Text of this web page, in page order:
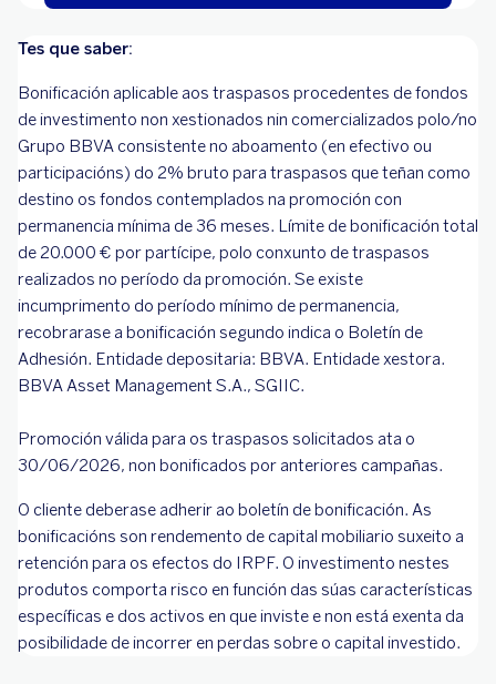
Tes que saber:
Bonificación aplicable aos traspasos procedentes de fondos
de investimento non xestionados nin comercializados polo/no
Grupo BBVA consistente no aboamento (en efectivo ou
participacións) do 2% bruto para traspasos que teñan como
destino os fondos contemplados na promoción con
permanencia mínima de 36 meses. Límite de bonificación total
de 20.000 € por partícipe, polo conxunto de traspasos
realizados no período da promoción. Se existe
incumprimento do período mínimo de permanencia,
recobrarase a bonificación segundo indica o Boletín de
Adhesión. Entidade depositaria: BBVA. Entidade xestora.
BBVA Asset Management S‌.‌A., SGIIC.
Promoción válida para os traspasos solicitados ata o
30/06/2026, non bonificados por anteriores campañas.
O cliente deberase adherir ao boletín de bonificación. As
bonificacións son rendemento de capital mobiliario suxeito a
retención para os efectos do IRPF. O investimento nestes
produtos comporta risco en función das súas características
específicas e dos activos en que inviste e non está exenta da
posibilidade de incorrer en perdas sobre o capital investido.